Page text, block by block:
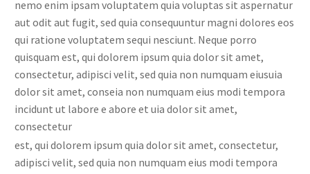
nemo enim ipsam voluptatem quia voluptas sit aspernatur
aut odit aut fugit, sed quia consequuntur magni dolores eos
qui ratione voluptatem sequi nesciunt. Neque porro
quisquam est, qui dolorem ipsum quia dolor sit amet,
consectetur, adipisci velit, sed quia non numquam eiusuia
dolor sit amet, conseia non numquam eius modi tempora
incidunt ut labore e abore et uia dolor sit amet,
consectetur
est, qui dolorem ipsum quia dolor sit amet, consectetur,
adipisci velit, sed quia non numquam eius modi tempora